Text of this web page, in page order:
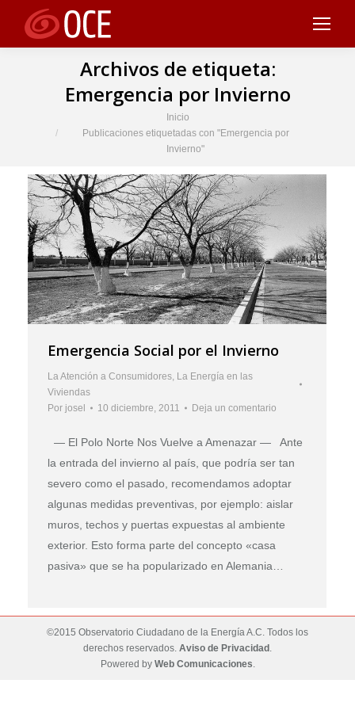
Archivos de etiqueta:
Emergencia por Invierno
Inicio
Publicaciones etiquetadas con "Emergencia por
Invierno"
Emergencia Social por el Invierno
La Atención a Consumidores La Energía en las
Viviendas
Por josel 10 diciembre, 2011 Deja un comentario
— El Polo Norte Nos Vuelve a Amenazar — Ante
la entrada del invierno al país, que podría ser tan
severo como el pasado, recomendamos adoptar
algunas medidas preventivas, por ejemplo: aislar
muros, techos y puertas expuestas al ambiente
exterior. Esto forma parte del concepto «casa
pasiva» que se ha popularizado en Alemania…
©2015 Observatorio Ciudadano de la Energía A.C. Todos los
derechos reservados. Aviso de Privacidad
Powered by Web Comunicaciones